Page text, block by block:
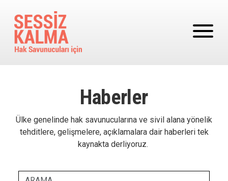
Haberler
Ülke genelinde hak savunucularına ve sivil alana yönelik
tehditlere, gelişmelere, açıklamalara dair haberleri tek
kaynakta derliyoruz.